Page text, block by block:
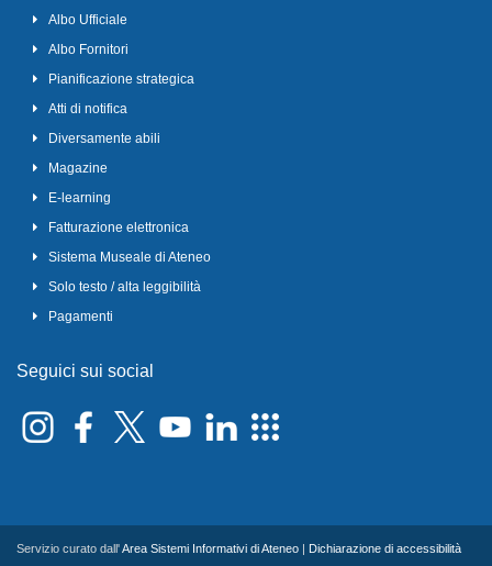
Albo Ufficiale
Albo Fornitori
Pianificazione strategica
Atti di notifica
Diversamente abili
Magazine
E-learning
Fatturazione elettronica
Sistema Museale di Ateneo
Solo testo / alta leggibilità
Pagamenti
Seguici sui social
Servizio curato dall'Area Sistemi Informativi di Ateneo Dichiarazione di accessibilità